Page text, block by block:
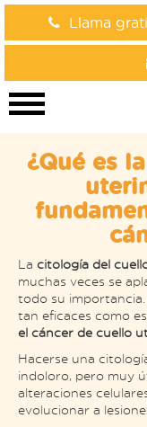
Llama
¿Qué es
La citología del
muchas veces se
todo su
tan eficaces como
el cáncer de cuello
Hacerse una
indoloro, pero muy
alteraciones
evolucionar a